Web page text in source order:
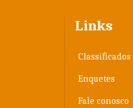
Links
Classificados
Enquetes
Fale conosco